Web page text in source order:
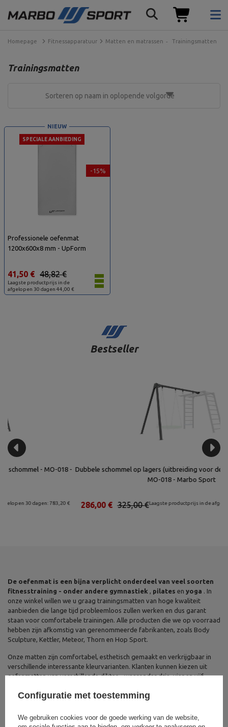
Homepage Fitnessapparatuur Matten en matrassen Trainingsmatten
Trainingsmatten
Sorteren op naam in oplopende volgorde
-15%
SPECIALE AANBIEDING
NIEUW
Professionele oefenmat
1200x600x8 mm - UpForm
Laagste productprijs in de
afgelopen 30 dagen 44,00 €
48,82 €
41,50 €
Bestseller
- Dubbele schommel op lagers (uitbreiding voor de turnladder) PREMIUM
MO-018 - Marbo Sport
Laagste productprijs in de afgelopen 30 dagen: 289,25 €
325,00 €
286,00 €
De oefenmat is een bijna verplicht onderdeel van veel soorten
fitnesstraining - onder andere gymnastiek , pilates en yoga . In
onze winkel willen we u graag trainingsmatten van hoge kwaliteit
aanbieden die lange tijd probleemloos zullen werken en dus garant
staan voor comfortabele trainingen. Alle producten die we op voorraad
hebben zijn afkomstig van gerenommeerde fabrikanten, zoals Body
Sculpture, Kettler, Meteor, Thorn en Hop Sport.
Onze matten zijn comfortabel, esthetisch gemaakt en verkrijgbaar in
verschillende interessante kleurvarianten. Klanten kunnen kiezen uit
oefenmatten van verschillende diktes - waaronder drie, vier en vijf
speciaal zijn ontworpen voor yoga. En voor veeleisende klanten hebben
zijn niet alleen handig tijdens het trainen - ze kunnen ook snel worden
opgerold (of opgevouwen - afhankelijk van het model) en handig
Configuratie met toestemming
We gebruiken cookies voor de goede werking van de website,